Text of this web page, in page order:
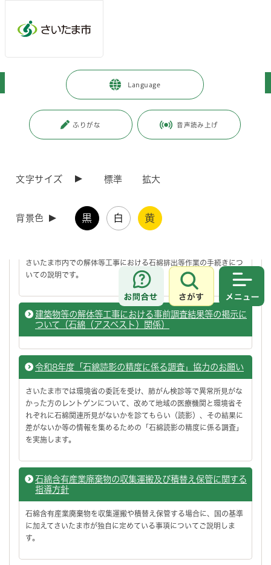
Language
ふりがな 音声読み上げ
文字サイズ 標準 拡大
背景色 黒 白 黄
お問合せ
さがす
暮らし・手続き > 環境保全 石綿（アスベスト）
石綿（アスベスト）
工作物の石綿事前調査に必要な資格について
建築物等の解体等工事における石綿（アスベスト）飛散
さいたま市内での解体等工事における石綿排出等作業の手続きにつ
いての説明です。
建築物等の解体等工事における事前調査結果等の掲示に
ついて（石綿（アスベスト）関係）
令和8年度「石綿読影の精度に係る調査」協力のお願い
さいたま市では環境省の委託を受け、肺がん検診等で異常所見がな
かった方のレントゲンについて、改めて地域の医療機関と環境省そ
れぞれに石綿関連所見がないかを診てもらい（読影）、その結果に
差がないか等の情報を集めるための「石綿読影の精度に係る調査」
を実施します。
石綿含有産業廃棄物の収集運搬及び積替え保管に関する
指導方針
石綿含有産業廃棄物を収集運搬や積替え保管する場合に、国の基準
に加えてさいたま市が独自に定めている事項についてご説明しま
す。